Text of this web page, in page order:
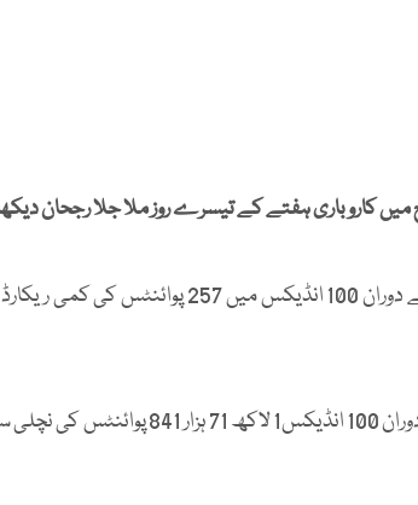
کاروباری ہفتے کے تیسرے روز ملا جلا رجحان